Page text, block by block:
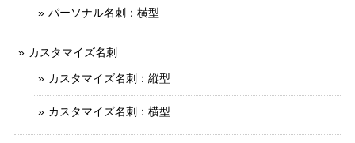
パーソナル名刺：横型
カスタマイズ名刺
カスタマイズ名刺：縦型
カスタマイズ名刺：横型